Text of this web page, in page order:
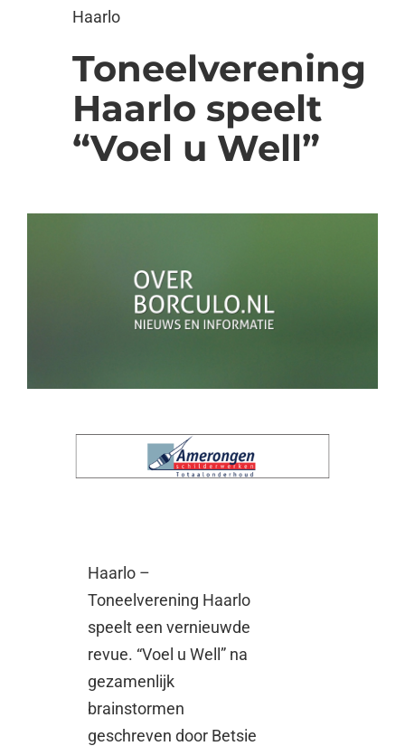
Haarlo
Toneelverening
Haarlo speelt
“Voel u Well”
Haarlo –
Toneelverening Haarlo
speelt een vernieuwde
revue. “Voel u Well” na
gezamenlijk
brainstormen
geschreven door Betsie